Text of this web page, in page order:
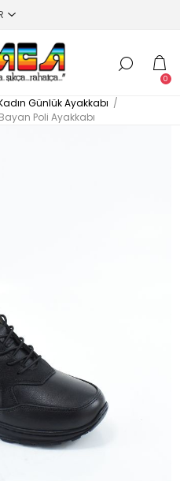
0
Günlük Ayakkabı /
Poli Ayakkabı